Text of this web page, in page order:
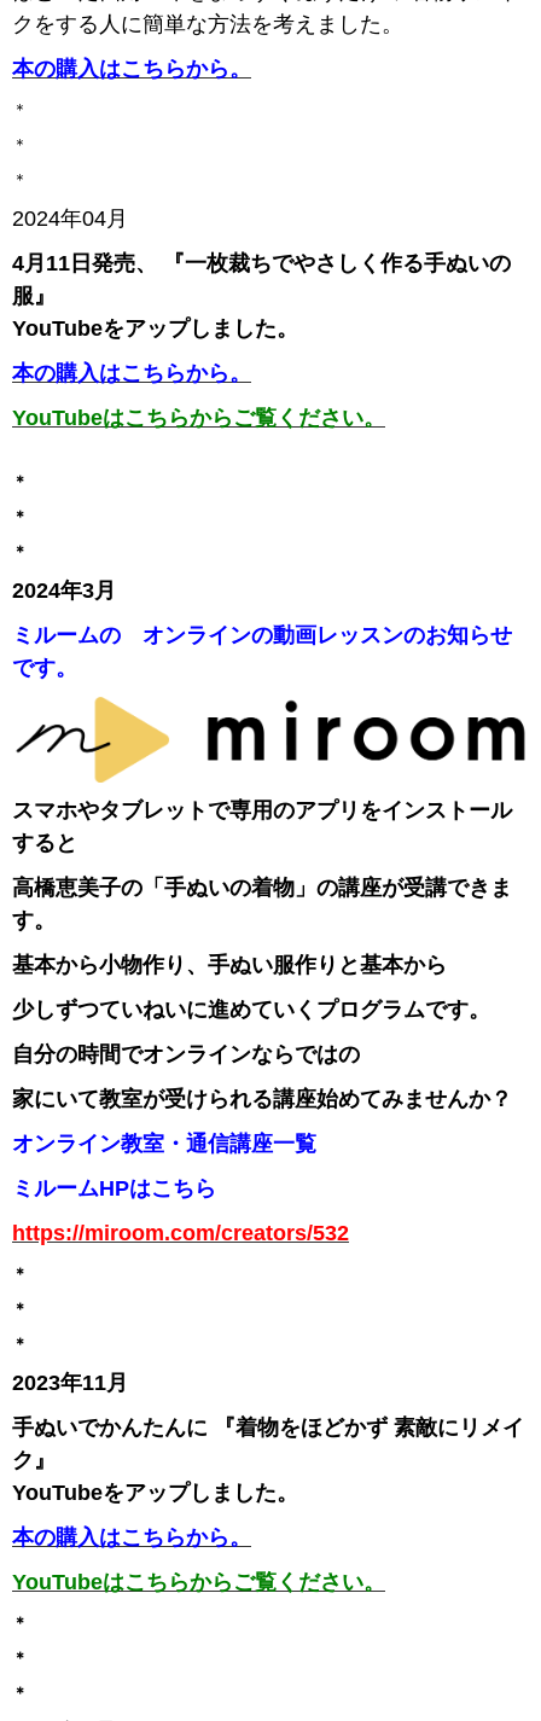
クをする人に簡単な方法を考えました。
本の購入はこちらから。
＊
＊
＊
2024年04月
4月11日発売、 『一枚裁ちでやさしく作る手ぬいの
服』
YouTubeをアップしました。
本の購入はこちらから。
YouTubeはこちらからご覧ください。
＊
＊
＊
2024年3月
ミルームの オンラインの動画レッスンのお知らせ
です。
スマホやタブレットで専用のアプリをインストール
すると
高橋恵美子の「手ぬいの着物」の講座が受講できま
す。
基本から小物作り、手ぬい服作りと基本から
少しずつていねいに進めていくプログラムです。
自分の時間でオンラインならではの
家にいて教室が受けられる講座始めてみませんか？
オンライン教室・通信講座一覧
ミルームHPはこちら
https://miroom.com/creators/532
＊
＊
＊
2023年11月
手ぬいでかんたんに 『着物をほどかず 素敵にリメイ
ク』
YouTubeをアップしました。
本の購入はこちらから。
YouTubeはこちらからご覧ください。
＊
＊
＊